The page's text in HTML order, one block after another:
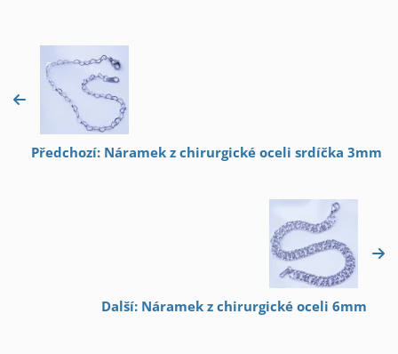
Předchozí: Náramek z chirurgické oceli srdíčka 3mm
Další: Náramek z chirurgické oceli 6mm